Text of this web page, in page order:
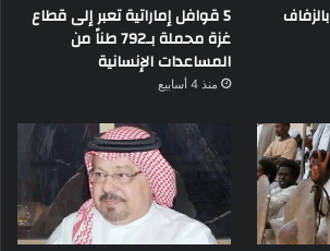
5 قوافل إماراتية تعبر إلى قطاع
غزة محملة بـ792 طناً من
المساعدات الإنسانية
منذ 4 أسابيع